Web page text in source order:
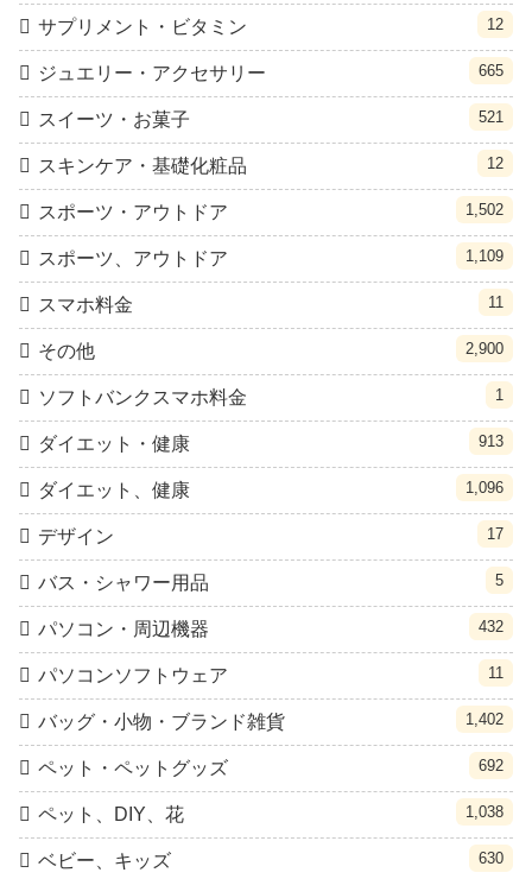
サプリメント・ビタミン 12
ジュエリー・アクセサリー 665
スイーツ・お菓子 521
スキンケア・基礎化粧品 12
スポーツ・アウトドア 1,502
スポーツ、アウトドア 1,109
スマホ料金 11
その他 2,900
ソフトバンクスマホ料金 1
ダイエット・健康 913
ダイエット、健康 1,096
デザイン 17
バス・シャワー用品 5
パソコン・周辺機器 432
パソコンソフトウェア 11
バッグ・小物・ブランド雑貨 1,402
ペット・ペットグッズ 692
ペット、DIY、花 1,038
ベビー、キッズ 630